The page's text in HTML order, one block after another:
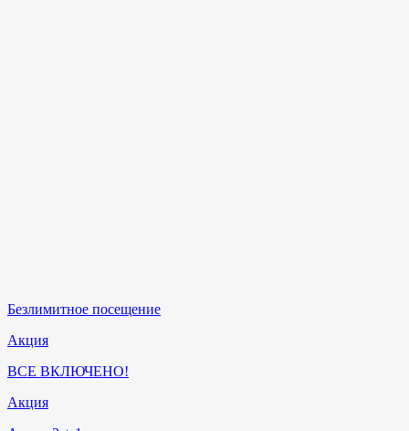
Безлимитное посещение
Акция
ВСЕ ВКЛЮЧЕНО!
Акция